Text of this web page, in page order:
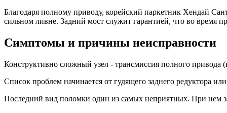
Благодаря полному приводу, корейский паркетник Хендай
сильном ливне. Задний мост служит гарантией, что во время
Симптомы и причины неисправности
Конструктивно сложный узел - трансмиссия полного привода
Список проблем начинается от гудящего заднего редуктора
Последний вид поломки один из самых неприятных. При нем